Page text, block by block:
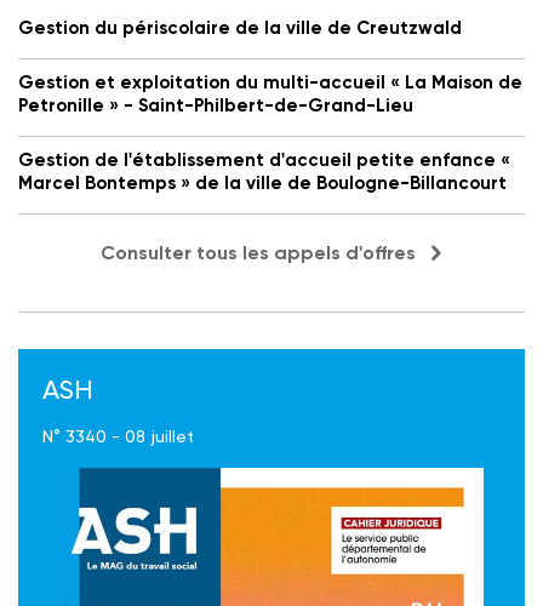
Gestion du périscolaire de la ville de Creutzwald
Gestion et exploitation du multi-accueil « La Maison de
Petronille » - Saint-Philbert-de-Grand-Lieu
Gestion de l'établissement d'accueil petite enfance «
Marcel Bontemps » de la ville de Boulogne-Billancourt
Consulter tous les appels d'offres
ASH
N° 3340 - 08 juillet